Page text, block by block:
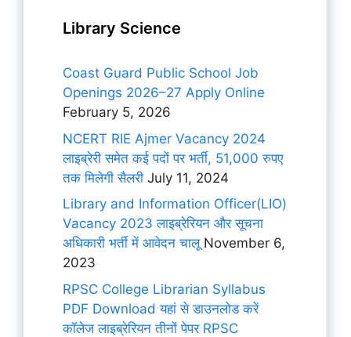
Library Science
Coast Guard Public School Job
Openings 2026–27 Apply Online
February 5, 2026
NCERT RIE Ajmer Vacancy 2024
लाइब्रेरी समेत कई पदों पर भर्ती, 51,000 रुपए
तक मिलेगी सैलरी July 11, 2024
Library and Information Officer(LIO)
Vacancy 2023 लाइब्रेरियन और सूचना
अधिकारी भर्ती में आवेदन चालूNovember 6,
2023
RPSC College Librarian Syllabus
PDF Download यहां से डाउनलोड करें
कॉलेज लाइब्रेरियन तीनों पेपर RPSC